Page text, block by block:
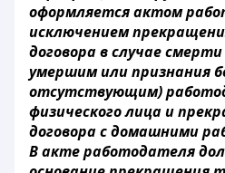
оформляется актом
исключением
договора в случае
умершим или признания
отсутствующим)
физического лица и
договора с домашними
В акте работодателя